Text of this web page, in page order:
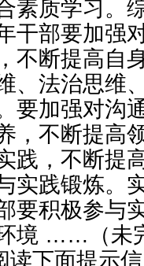
素质学习。
干部要加强
不断提高自
、法治思维
要加强对沟
，不断提高
践，不断提
实践锻炼。
要积极参与
境 ……（未
读下面提示